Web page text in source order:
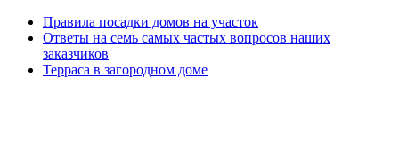
Правила посадки домов на участок
Ответы на семь самых частых вопросов наших
заказчиков
Терраса в загородном доме